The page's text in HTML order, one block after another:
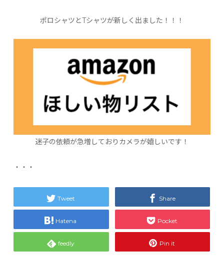
ポロシャツとTシャツが新しく出ました！！！
迷子の依頼が急増しておりカメラが嬉しいです！
・・・
Tweet Share
Hatena Pocket
feedly Pin it